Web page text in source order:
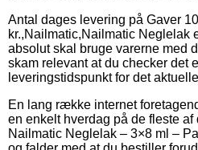
Antal dages levering på Gaver
kr.,Nailmatic,Nailmatic Neglelak
absolut skal bruge varerne med
skam relevant at du checker det
leveringstidspunkt for det
En lang række internet
en enkelt hverdag på de fleste
Nailmatic Neglelak – 3×8 ml –